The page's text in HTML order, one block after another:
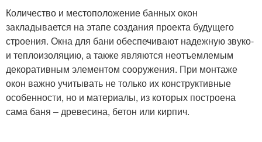
Количество и местоположение банных окон
закладывается на этапе создания проекта будущего
строения. Окна для бани обеспечивают надежную звуко-
и теплоизоляцию, а также являются неотъемлемым
декоративным элементом сооружения. При монтаже
окон важно учитывать не только их конструктивные
особенности, но и материалы, из которых построена
сама баня – древесина, бетон или кирпич.